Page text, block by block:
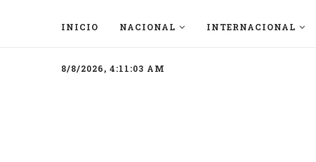
INICIO NACIONAL INTERNACIONAL
8/8/2026, 4:11:03 AM